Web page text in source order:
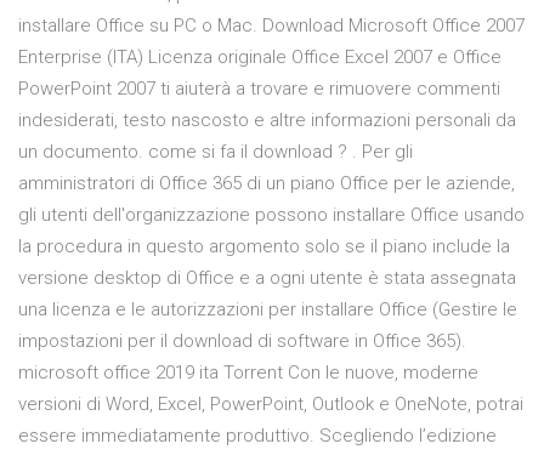
installare Office su PC o Mac. Download Microsoft Office 2007
Enterprise (ITA) Licenza originale Office Excel 2007 e Office
PowerPoint 2007 ti aiuterà a trovare e rimuovere commenti
indesiderati, testo nascosto e altre informazioni personali da
un documento. come si fa il download ? . Per gli
amministratori di Office 365 di un piano Office per le aziende,
gli utenti dell'organizzazione possono installare Office usando
la procedura in questo argomento solo se il piano include la
versione desktop di Office e a ogni utente è stata assegnata
una licenza e le autorizzazioni per installare Office (Gestire le
impostazioni per il download di software in Office 365).
microsoft office 2019 ita Torrent Con le nuove, moderne
versioni di Word, Excel, PowerPoint, Outlook e OneNote, potrai
essere immediatamente produttivo. Scegliendo l’edizione